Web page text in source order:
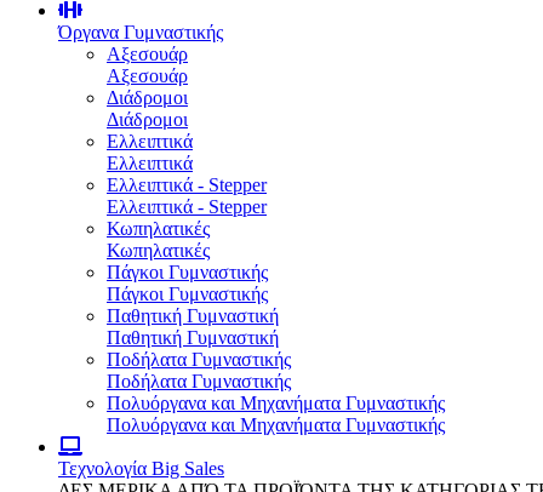
Όργανα Γυμναστικής
Αξεσουάρ
Αξεσουάρ
Διάδρομοι
Διάδρομοι
Ελλειπτικά
Ελλειπτικά
Ελλειπτικά - Stepper
Ελλειπτικά - Stepper
Κωπηλατικές
Κωπηλατικές
Πάγκοι Γυμναστικής
Πάγκοι Γυμναστικής
Παθητική Γυμναστική
Παθητική Γυμναστική
Ποδήλατα Γυμναστικής
Ποδήλατα Γυμναστικής
Πολυόργανα και Μηχανήματα Γυμναστικής
Πολυόργανα και Μηχανήματα Γυμναστικής
Τεχνολογία Big Sales